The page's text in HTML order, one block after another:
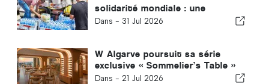
solidarité mondiale : une
réponse collective après les
Dans - 31 Jul 2026
W Algarve poursuit sa série
exclusive « Sommelier’s Table »
avec Buçaco
Dans - 21 Jul 2026